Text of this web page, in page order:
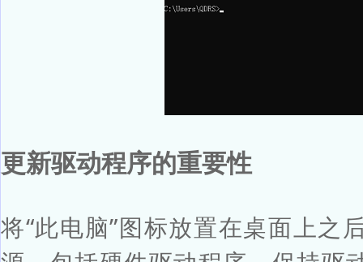
更新驱动程序的重要性
将“此电脑”图标放置在桌面上之